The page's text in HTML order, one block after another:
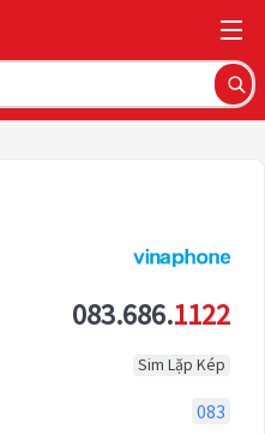
083.686.1122
Sim Lặp Kép
083